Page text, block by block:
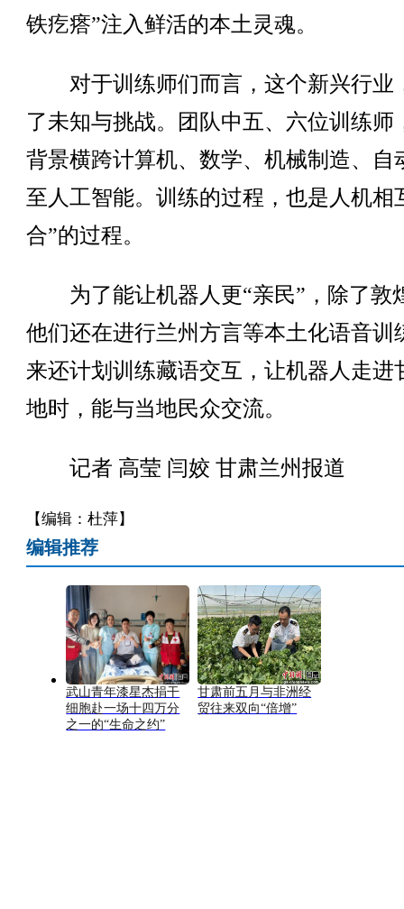
铁疙瘩”注入鲜活的本土灵魂。
对于训练师们而言，这个新兴行业
了未知与挑战。团队中五、六位训练师
背景横跨计算机、数学、机械制造、自
至人工智能。训练的过程，也是人机相
合”的过程。
为了能让机器人更“亲民”，除了敦
他们还在进行兰州方言等本土化语音训
来还计划训练藏语交互，让机器人走进
地时，能与当地民众交流。
记者 高莹 闫姣 甘肃兰州报道
【编辑：杜萍】
编辑推荐
武山青年漆星杰捐干
细胞赴一场十四万分
之一的“生命之约”
甘肃前五月与非洲经
贸往来双向“倍增”